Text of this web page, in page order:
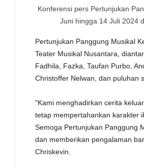
Konferensi pers Pertunjukan
Juni hingga 14 Juli 2024
Pertunjukan Panggung Musikal
Teater Musikal Nusantara,
Fadhila, Fazka, Taufan Purbo,
Christoffer Nelwan, dan puluhan
"Kami menghadirkan cerita
tetap mempertahankan karakter
Semoga Pertunjukan Panggung
dan memberikan pengalaman
Chriskevin.